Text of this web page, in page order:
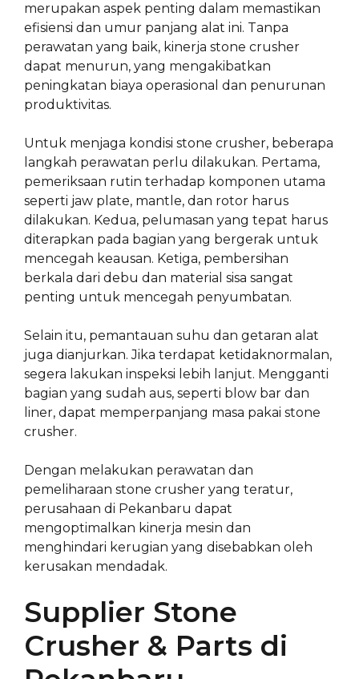
merupakan aspek penting dalam memastikan
efisiensi dan umur panjang alat ini. Tanpa
perawatan yang baik, kinerja stone crusher
dapat menurun, yang mengakibatkan
peningkatan biaya operasional dan penurunan
produktivitas.
Untuk menjaga kondisi stone crusher, beberapa
langkah perawatan perlu dilakukan. Pertama,
pemeriksaan rutin terhadap komponen utama
seperti jaw plate, mantle, dan rotor harus
dilakukan. Kedua, pelumasan yang tepat harus
diterapkan pada bagian yang bergerak untuk
mencegah keausan. Ketiga, pembersihan
berkala dari debu dan material sisa sangat
penting untuk mencegah penyumbatan.
Selain itu, pemantauan suhu dan getaran alat
juga dianjurkan. Jika terdapat ketidaknormalan,
segera lakukan inspeksi lebih lanjut. Mengganti
bagian yang sudah aus, seperti blow bar dan
liner, dapat memperpanjang masa pakai stone
crusher.
Dengan melakukan perawatan dan
pemeliharaan stone crusher yang teratur,
perusahaan di Pekanbaru dapat
mengoptimalkan kinerja mesin dan
menghindari kerugian yang disebabkan oleh
kerusakan mendadak.
Supplier Stone
Crusher & Parts di